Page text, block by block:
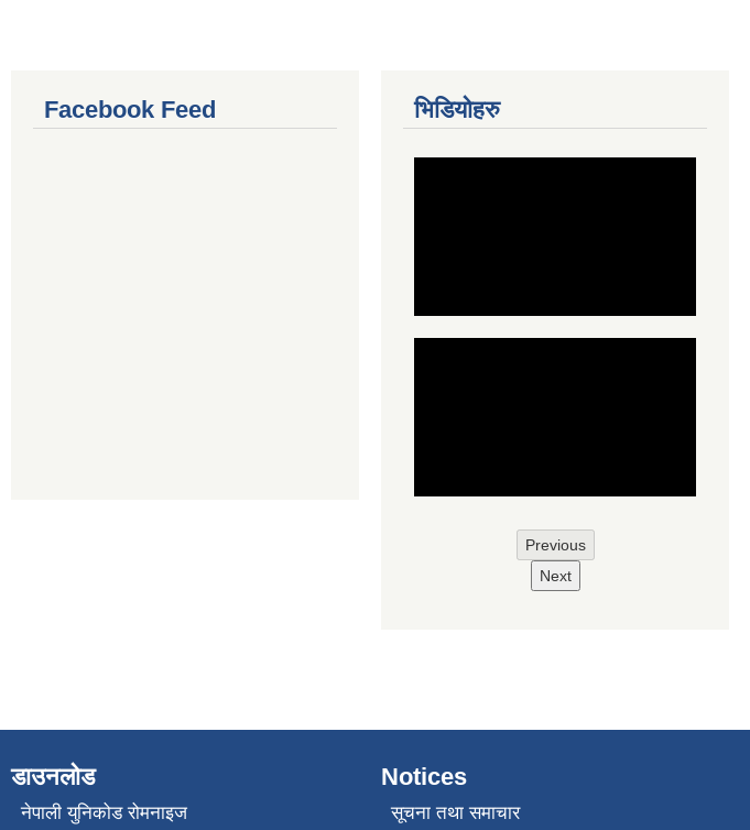
Facebook Feed भिडियोहरु
Previous
Next
डाउनलोड
नेपाली युनिकोड रोमनाइज
Notices
सूचना तथा समाचार